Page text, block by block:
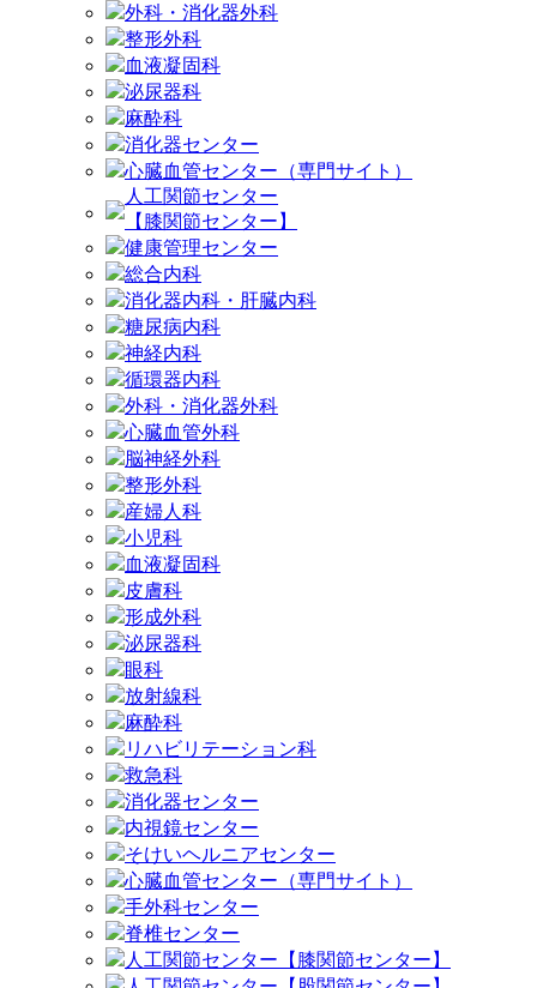
外科・消化器外科
整形外科
血液凝固科
泌尿器科
麻酔科
消化器センター
心臓血管センター（専門サイト）
人工関節センター
【膝関節センター】
健康管理センター
総合内科
消化器内科・肝臓内科
糖尿病内科
神経内科
循環器内科
外科・消化器外科
心臓血管外科
脳神経外科
整形外科
産婦人科
小児科
血液凝固科
皮膚科
形成外科
泌尿器科
眼科
放射線科
麻酔科
リハビリテーション科
救急科
消化器センター
内視鏡センター
そけいヘルニアセンター
心臓血管センター（専門サイト）
手外科センター
脊椎センター
人工関節センター【膝関節センター】